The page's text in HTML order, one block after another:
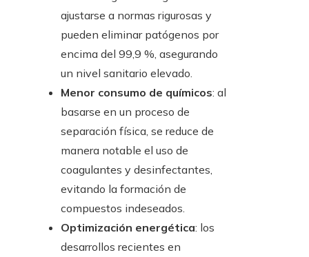
ajustarse a normas rigurosas y
pueden eliminar patógenos por
encima del 99,9 %, asegurando
un nivel sanitario elevado.
Menor consumo de químicos: al
basarse en un proceso de
separación física, se reduce de
manera notable el uso de
coagulantes y desinfectantes,
evitando la formación de
compuestos indeseados.
Optimización energética: los
desarrollos recientes en